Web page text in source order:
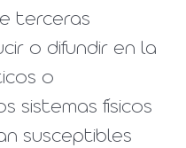
terceras
o difundir en la
o
sistemas físicos
susceptibles